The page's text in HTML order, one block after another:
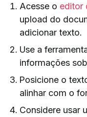
Acesse o editor
upload do
adicionar texto.
Use a
informações
Posicione o
alinhar com o
Considere usar